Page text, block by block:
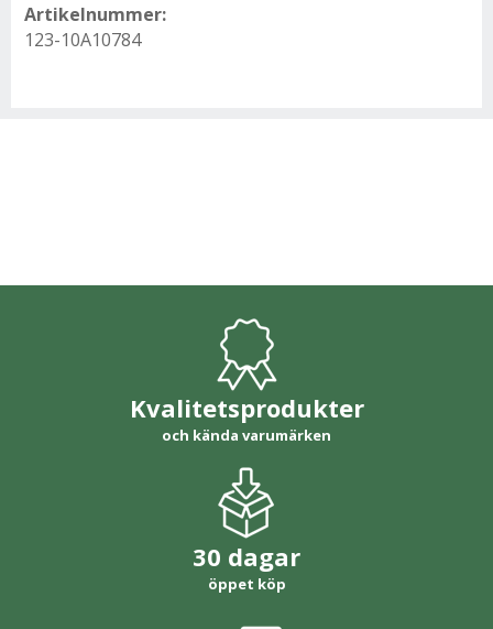
Artikelnummer:
123-10A10784
Kvalitetsprodukter
och kända varumärken
30 dagar
öppet köp